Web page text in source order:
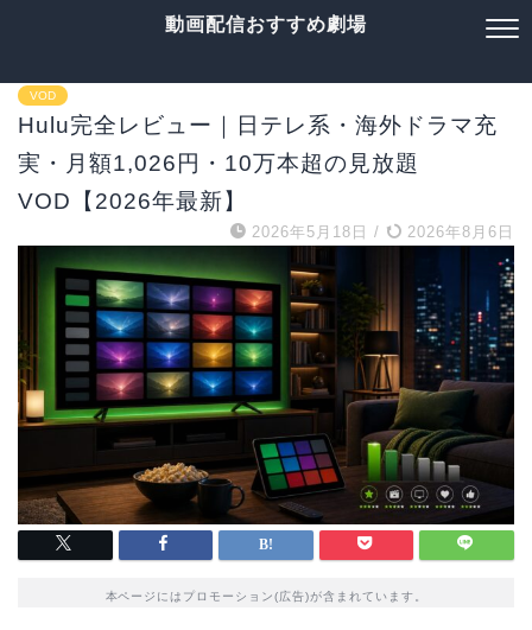
動画配信おすすめ劇場
VOD
Hulu完全レビュー｜日テレ系・海外ドラマ充
実・月額1,026円・10万本超の見放題
VOD【2026年最新】
2026年5月18日 / 2026年8月6日
本ページにはプロモーション(広告)が含まれています。